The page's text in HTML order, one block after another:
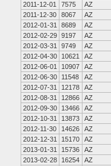
2011-12-01
7575 AZ
2011-12-30
8067 AZ
2012-01-31
8689 AZ
2012-02-29 9197 AZ
2012-03-31
9749 AZ
2012-04-30
10621 AZ
2012-06-01
10907 AZ
2012-06-30
11548 AZ
2012-07-31
12178 AZ
2012-08-31
12866 AZ
2012-09-30
13466 AZ
2012-10-31
13873 AZ
2012-11-30
14626 AZ
2012-12-31
15170 AZ
2013-01-31
15736 AZ
2013-02-28
16254 AZ